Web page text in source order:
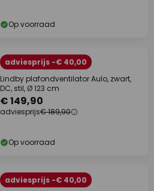
Op voorraad
adviesprijs -€ 40,00
Lindby plafondventilator Aulo, zwart,
DC, stil, Ø 123 cm
€ 149,90
adviesprijs€ 189,90
Op voorraad
adviesprijs -€ 40,00